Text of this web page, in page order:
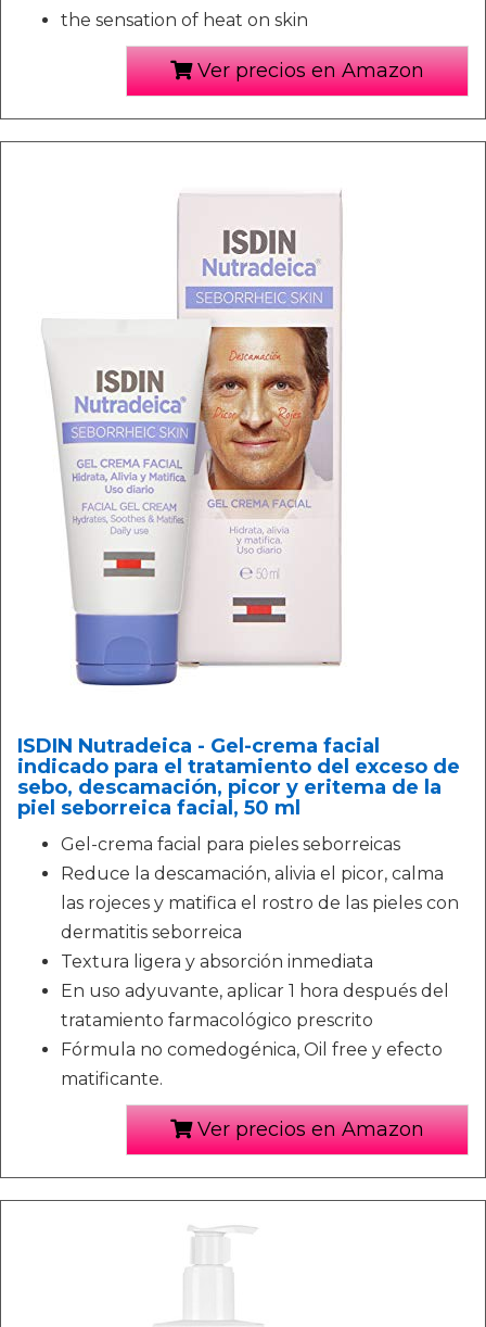
the sensation of heat on skin
Ver precios en Amazon
ISDIN Nutradeica - Gel-crema facial
indicado para el tratamiento del exceso de
sebo, descamación, picor y eritema de la
piel seborreica facial, 50 ml
Gel-crema facial para pieles seborreicas
Reduce la descamación, alivia el picor, calma
las rojeces y matifica el rostro de las pieles con
dermatitis seborreica
Textura ligera y absorción inmediata
En uso adyuvante, aplicar 1 hora después del
tratamiento farmacológico prescrito
Fórmula no comedogénica, Oil free y efecto
matificante.
Ver precios en Amazon